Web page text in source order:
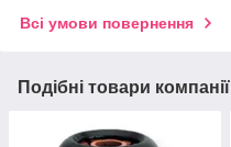
Всі умови повернення
Подібні товари компанії